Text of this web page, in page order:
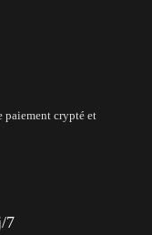
paiement crypté et
7